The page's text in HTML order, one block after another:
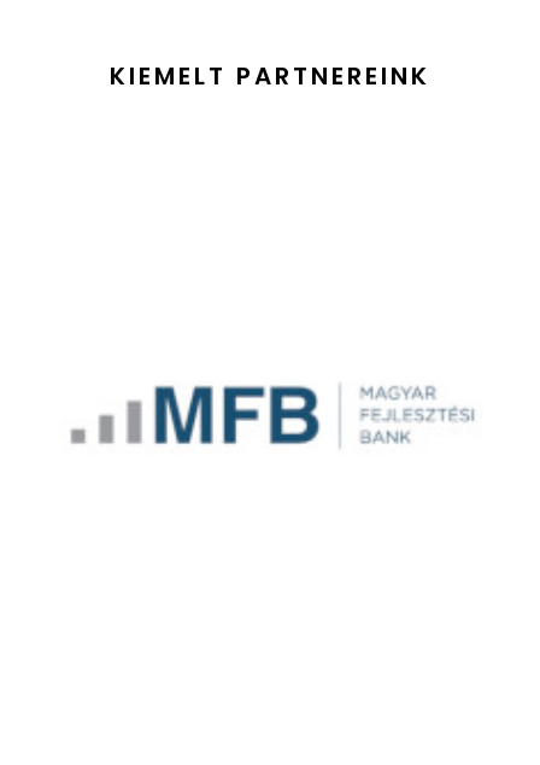
KIEMELT PARTNEREINK